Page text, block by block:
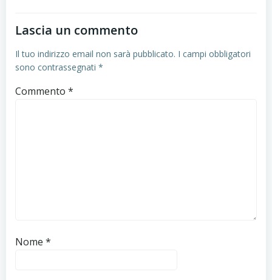
Lascia un commento
Il tuo indirizzo email non sarà pubblicato. I campi obbligatori
sono contrassegnati *
Commento *
Nome *